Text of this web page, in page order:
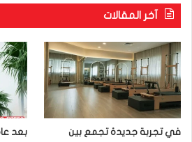
آخر المقالات
في تجربة جديدة تجمع بين